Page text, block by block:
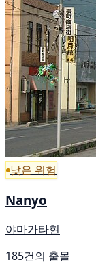
낮은 위험
Nanyo
야마가타현
185건의 출몰